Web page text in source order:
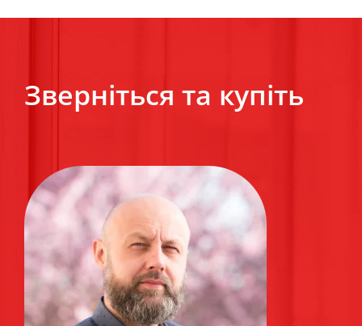
Зверніться та купіть